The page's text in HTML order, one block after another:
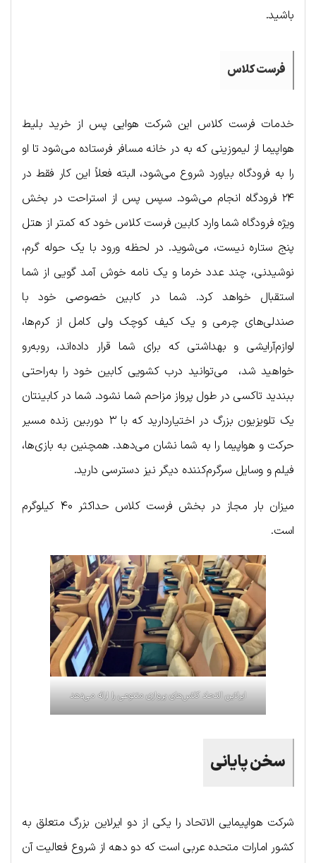
باشید.
فرست کلاس
خدمات فرست کلاس این شرکت هوایی پس از خرید بلیط
هواپیما از لیموزینی که به در خانه مسافر فرستاده می‌شود تا او
را به فرودگاه بیاورد شروع می‌شود، البته فعلاً این کار فقط در
۲۴ فرودگاه انجام می‌شود. سپس پس از استراحت در بخش
ویژه فرودگاه شما وارد کابین فرست کلاس خود که کمتر از هتل
پنج ستاره نیست، می‌شوید. در لحظه ورود با یک حوله گرم،
نوشیدنی، چند عدد خرما و یک نامه خوش آمد گویی از شما
استقبال خواهد کرد. شما در کابین خصوصی خود با
صندلی‌های چرمی و یک کیف کوچک ولی کامل از کرم‌ها،
لوازم‌آرایشی و بهداشتی که برای شما قرار داده‌اند، روبه‌رو
خواهید شد، می‌توانید درب کشویی کابین خود را به‌راحتی
ببندید تاکسی در طول پرواز مزاحم شما نشود. شما در کابینتان
یک تلویزیون بزرگ در اختیاردارید که با ۳ دوربین زنده مسیر
حرکت و هواپیما را به شما نشان می‌دهد. همچنین به بازی‌ها،
فیلم و وسایل سرگرم‌کننده دیگر نیز دسترسی دارید.
میزان بار مجاز در بخش فرست کلاس حداکثر ۴۰ کیلوگرم
است.
ایرلاین التحاد کلاس‌های پروازی متنوعی را ارائه می‌دهد
سخن پایانی
شرکت هواپیمایی الاتحاد را یکی از دو ایرلاین بزرگ متعلق به
کشور امارات متحده عربی است که دو دهه از شروع فعالیت آن